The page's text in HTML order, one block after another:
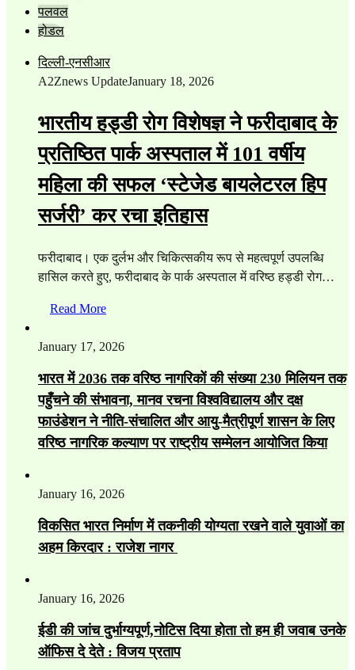
पलवल
होडल
दिल्ली-एनसीआर
A2Znews UpdateJanuary 18, 2026
भारतीय हड्डी रोग विशेषज्ञ ने फरीदाबाद के
प्रतिष्ठित पार्क अस्पताल में 101 वर्षीय
महिला की सफल ‘स्टेजेड बायलेटरल हिप
सर्जरी’ कर रचा इतिहास
फरीदाबाद। एक दुर्लभ और चिकित्सकीय रूप से महत्वपूर्ण उपलब्धि
हासिल करते हुए, फरीदाबाद के पार्क अस्पताल में वरिष्ठ हड्डी रोग…
Read More
January 17, 2026
भारत में 2036 तक वरिष्ठ नागरिकों की संख्या 230 मिलियन तक
पहुँचने की संभावना, मानव रचना विश्वविद्यालय और दक्ष
फाउंडेशन ने नीति-संचालित और आयु-मैत्रीपूर्ण शासन के लिए
वरिष्ठ नागरिक कल्याण पर राष्ट्रीय सम्मेलन आयोजित किया
January 16, 2026
विकसित भारत निर्माण में तकनीकी योग्यता रखने वाले युवाओं का
अहम किरदार : राजेश नागर
January 16, 2026
ईडी की जांच दुर्भाग्यपूर्ण,नोटिस दिया होता तो हम ही जवाब उनके
ऑफिस दे देते : विजय प्रताप